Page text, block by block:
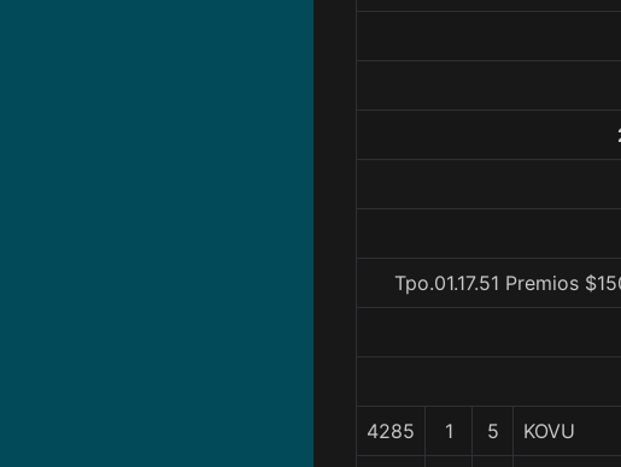
Tpo.01.17.51 Premios
4285 1 5 KOVU